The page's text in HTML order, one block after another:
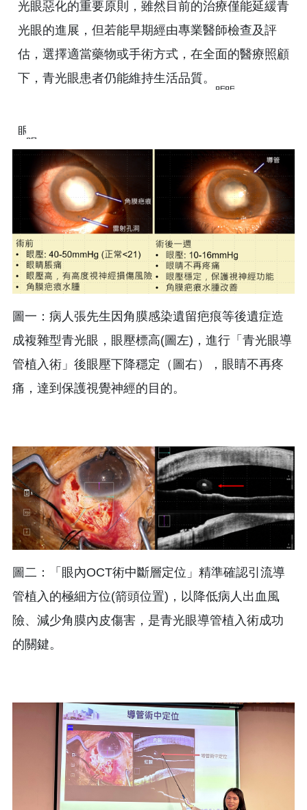
光眼惡化的重要原則，雖然目前的治療僅能延緩青
光眼的進展，但若能早期經由專業醫師檢查及評
估，選擇適當藥物或手術方式，在全面的醫療照顧
下，青光眼患者仍能維持生活品質。
圖一：病人張先生因角膜感染遺留疤痕等後遺症造
成複雜型青光眼，眼壓標高(圖左)，進行「青光眼導
管植入術」後眼壓下降穩定（圖右），眼睛不再疼
痛，達到保護視覺神經的目的。
圖二：「眼內OCT術中斷層定位」精準確認引流導
管植入的極細方位(箭頭位置)，以降低病人出血風
險、減少角膜內皮傷害，是青光眼導管植入術成功
的關鍵。